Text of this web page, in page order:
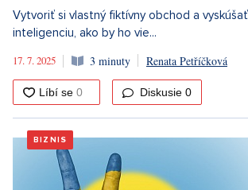
Vytvoriť si vlastný fiktívny obchod a
inteligenciu, ako by ho vie...
17. 7. 2025
3 minuty Renata Petříčková
Diskusie 0
BIZNIS